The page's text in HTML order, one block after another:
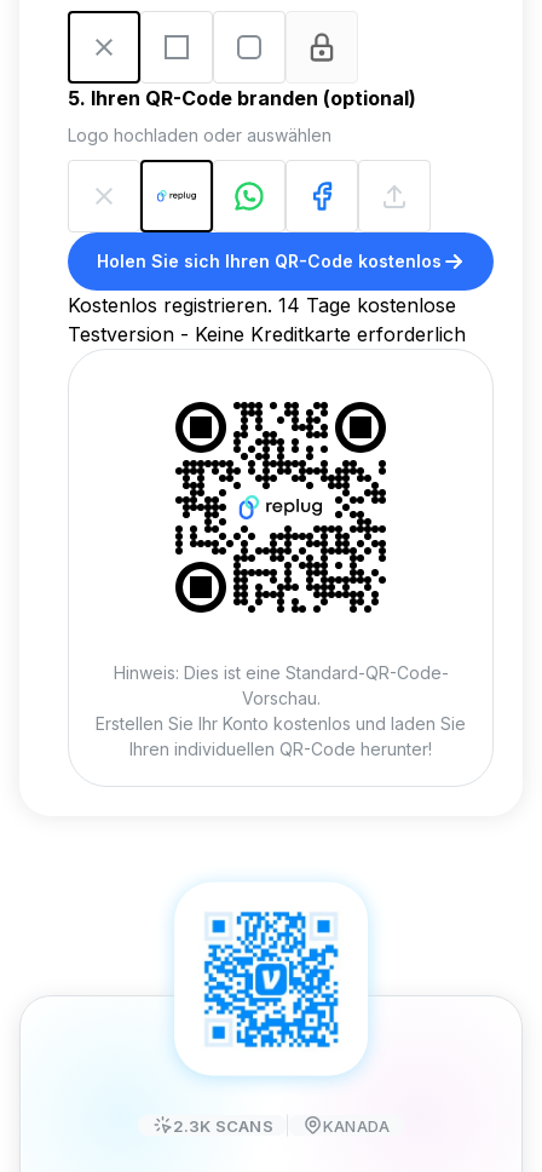
5. Ihren QR-Code branden (optional)
Logo hochladen oder auswählen
Holen Sie sich Ihren QR-Code kostenlos
Kostenlos registrieren. 14 Tage kostenlose
Testversion - Keine Kreditkarte erforderlich
Hinweis: Dies ist eine Standard-QR-Code-
Vorschau.
Erstellen Sie Ihr Konto kostenlos und laden Sie
Ihren individuellen QR-Code herunter!
2.3K SCANS KANADA